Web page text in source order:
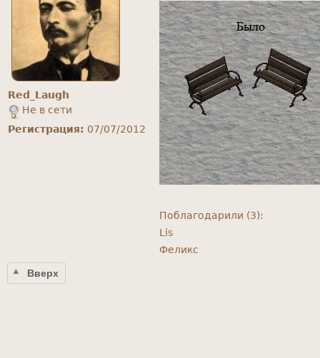
Red_Laugh
Не в сети
Регистрация: 07/07/2012
Поблагодарили (3):
Lis
Феликс
Вверх